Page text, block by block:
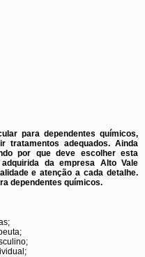
para dependentes químicos,
tratamentos adequados. Ainda
por que deve escolher esta
da empresa Alto Vale
e atenção a cada detalhe.
dependentes químicos.